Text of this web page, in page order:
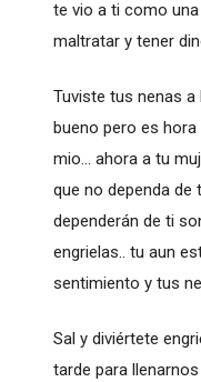
te vio a ti como
maltratar y tener
Tuviste tus nenas
bueno pero es
mio... ahora a tu
que no dependa
dependerán de ti
engrielas.. tu aun
sentimiento y tus
Sal y diviértete
tarde para